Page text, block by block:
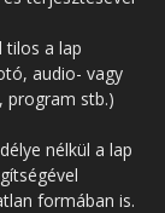
tilos a lap
audio- vagy
program stb.)
nélkül a lap
formában is.